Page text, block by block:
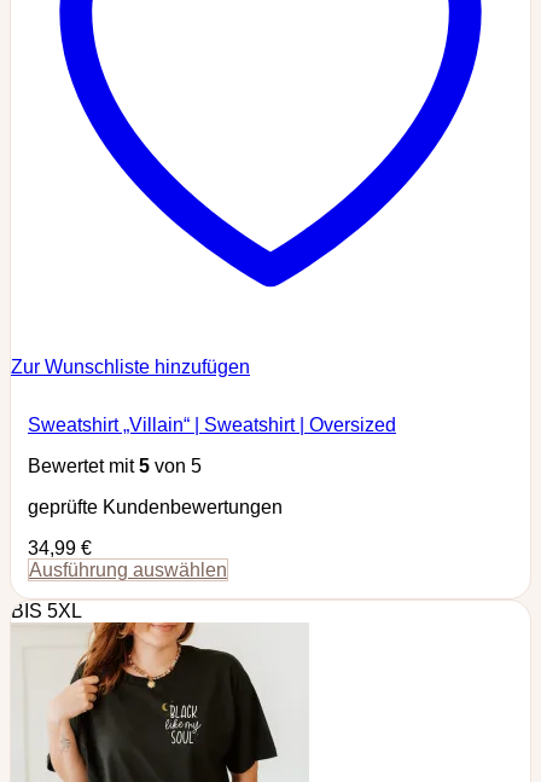
Zur Wunschliste hinzufügen
Sweatshirt „Villain“ | Sweatshirt | Oversized
Bewertet mit5 von 5
geprüfte Kundenbewertungen
34,99 €
Ausführung auswählen
Produkt
mehrere
Varianten
auf.
Die
Optionen
können
BIS 5XL